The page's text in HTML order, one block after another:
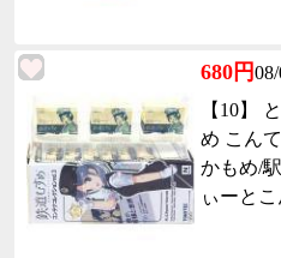
680円
【10】
め こん
かもめ/
ぃーと